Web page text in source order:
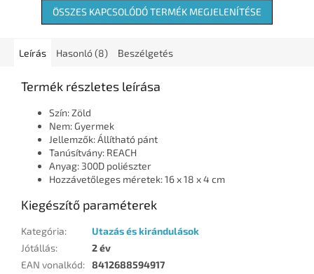
ÖSSZES KAPCSOLÓDÓ TERMÉK MEGJELENÍTÉSE
Leírás Hasonló (8) Beszélgetés
Termék részletes leírása
Szín: Zöld
Nem: Gyermek
Jellemzők: Állítható pánt
Tanúsítvány: REACH
Anyag: 300D poliészter
Hozzávetőleges méretek: 16 x 18 x 4 cm
Kiegészítő paraméterek
Kategória:
Utazás és kirándulások
Jótállás:
2 év
EAN vonalkód: 8412688594917